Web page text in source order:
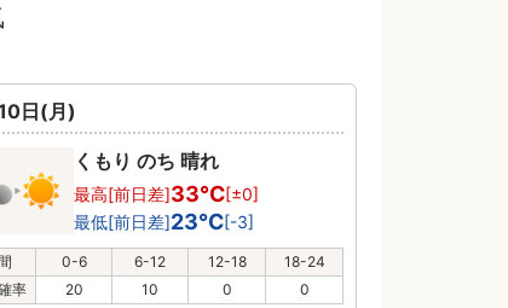
日(月)
くもり のち 晴れ
最高[前日差]33℃[±0]
最低[前日差]23℃[-3]
0-6 6-12 12-18
18-24
率
20 10 0 0